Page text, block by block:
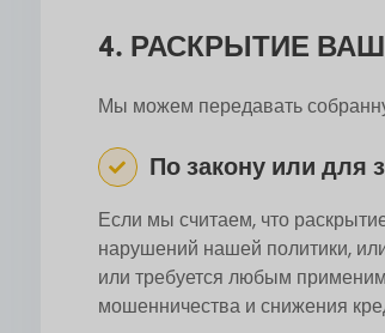
4. РАСКРЫТИЕ
Мы можем передавать
По закону или для
Если мы считаем, что
нарушений нашей политики,
или требуется любым
мошенничества и снижения